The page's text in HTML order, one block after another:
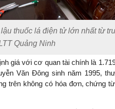
thuốc lá điện tử lớn nhất từ
Quảng Ninh
giá với cơ quan tài chính là
Văn Đông sinh năm 1995,
trên không có hóa đơn, chứng
trưởng